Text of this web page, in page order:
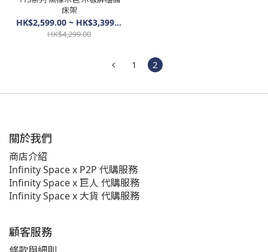
床架
HK$2,599.00 ~ HK$3,399.00
HK$4,299.00
1 2
關於我們
商店介紹
Infinity Space x P2P 代購服務
Infinity Space x 巨人 代購服務
Infinity Space x 大貨 代購服務
顧客服務